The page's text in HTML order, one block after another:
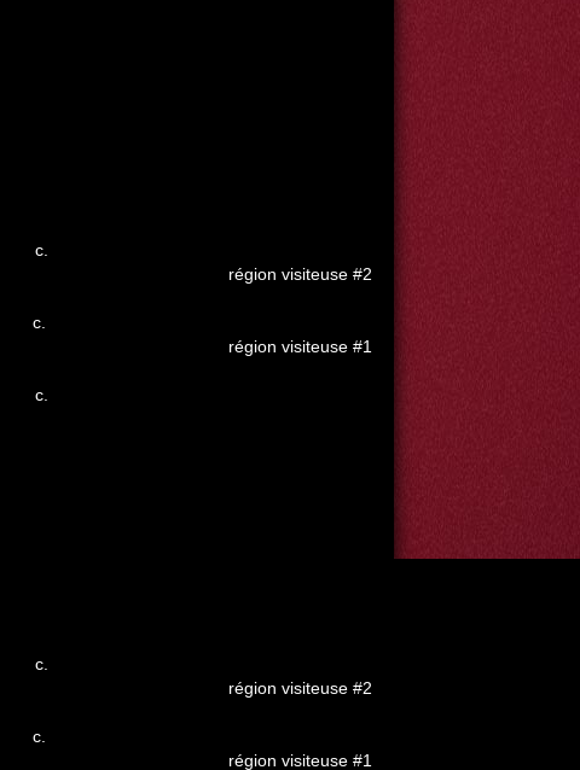
c.
région visiteuse #2
c.
région visiteuse #1
c.
c.
région visiteuse #2
c.
région visiteuse #1